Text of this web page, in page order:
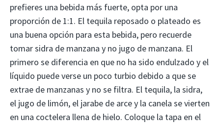
prefieres una bebida más fuerte, opta por una
proporción de 1:1. El tequila reposado o plateado es
una buena opción para esta bebida, pero recuerde
tomar sidra de manzana y no jugo de manzana. El
primero se diferencia en que no ha sido endulzado y el
líquido puede verse un poco turbio debido a que se
extrae de manzanas y no se filtra. El tequila, la sidra,
el jugo de limón, el jarabe de arce y la canela se vierten
en una coctelera llena de hielo. Coloque la tapa en el